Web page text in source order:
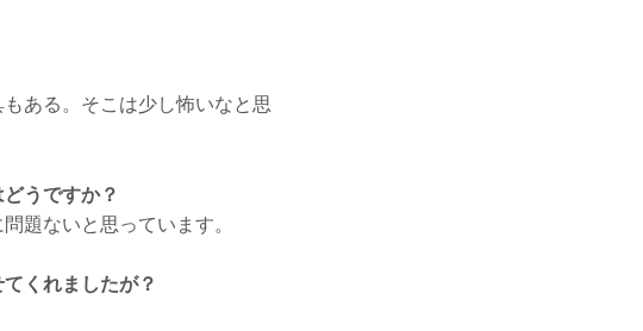
ある。そこは少し怖いなと思
うですか？
題ないと思っています。
くれましたが？